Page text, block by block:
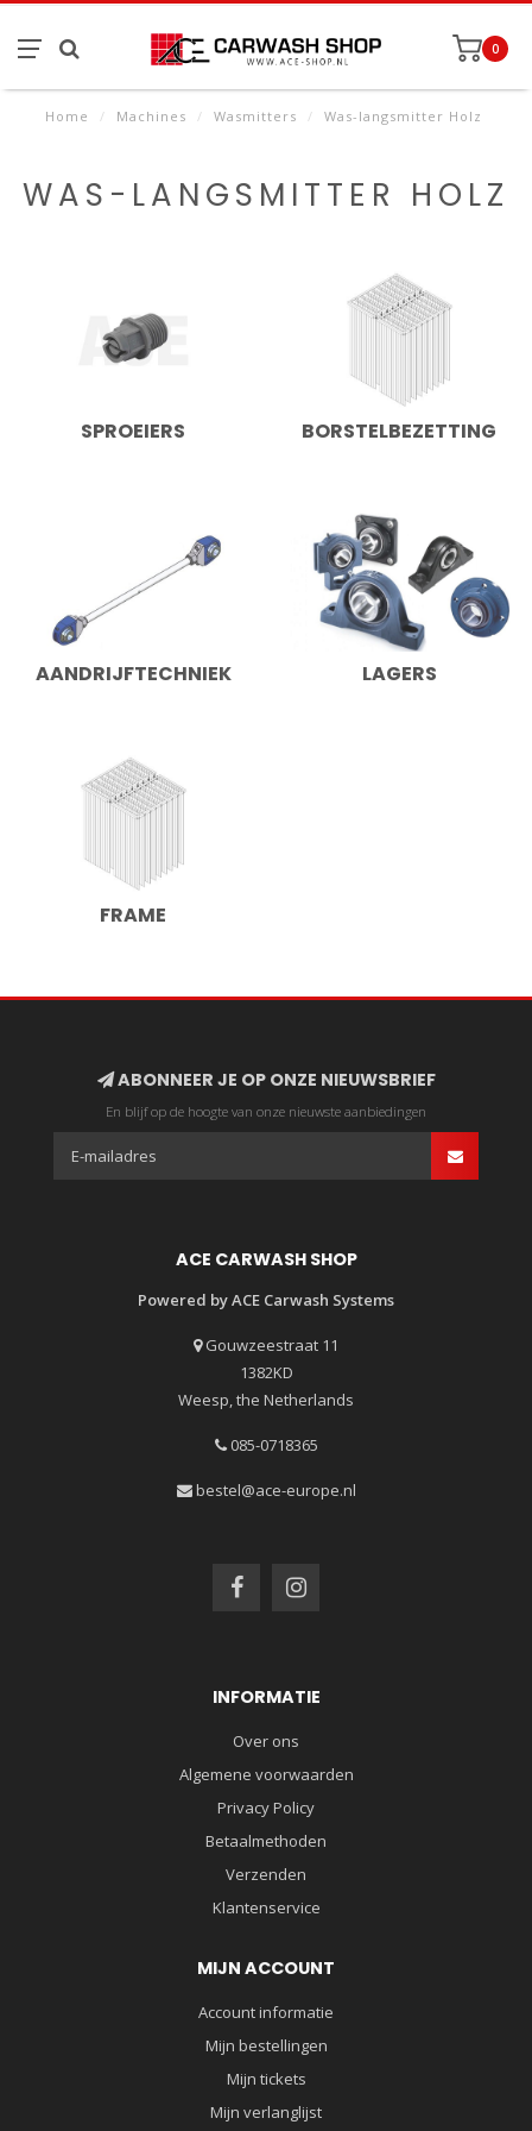
0
Home / Machines / Wasmitters / Was-langsmitter Holz
WAS-LANGSMITTER HOLZ
SPROEIERS BORSTELBEZETTING
AANDRIJFTECHNIEK LAGERS
FRAME
ABONNEER JE OP ONZE NIEUWSBRIEF
En blijf op de hoogte van onze nieuwste aanbiedingen
ACE CARWASH SHOP
Powered by ACE Carwash Systems
Gouwzeestraat 11
1382KD
Weesp, the Netherlands
085-0718365
bestel@ace-europe.nl
INFORMATIE
Over ons
Algemene voorwaarden
Privacy Policy
Betaalmethoden
Verzenden
Klantenservice
MIJN ACCOUNT
Account informatie
Mijn bestellingen
Mijn tickets
Mijn verlanglijst